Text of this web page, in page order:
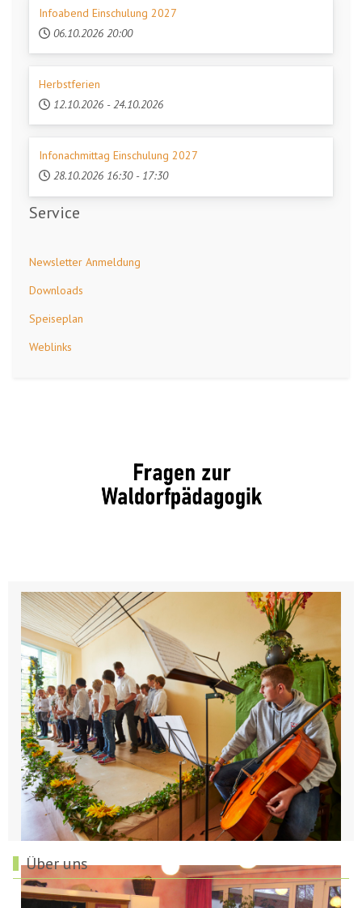
Infoabend Einschulung 2027
06.10.2026 20:00
Herbstferien
12.10.2026 - 24.10.2026
Infonachmittag Einschulung 2027
28.10.2026 16:30 - 17:30
Service
Newsletter Anmeldung
Downloads
Speiseplan
Weblinks
Über uns